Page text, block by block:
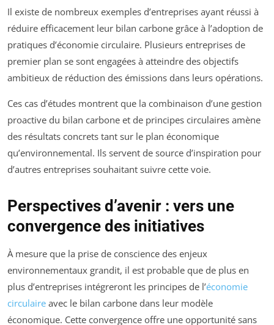
Il existe de nombreux exemples d’entreprises ayant réussi à
réduire efficacement leur bilan carbone grâce à l’adoption de
pratiques d’économie circulaire. Plusieurs entreprises de
premier plan se sont engagées à atteindre des objectifs
ambitieux de réduction des émissions dans leurs opérations.
Ces cas d’études montrent que la combinaison d’une gestion
proactive du bilan carbone et de principes circulaires amène
des résultats concrets tant sur le plan économique
qu’environnemental. Ils servent de source d’inspiration pour
d’autres entreprises souhaitant suivre cette voie.
Perspectives d’avenir : vers une
convergence des initiatives
À mesure que la prise de conscience des enjeux
environnementaux grandit, il est probable que de plus en
plus d’entreprises intégreront les principes de l’économie
circulaire avec le bilan carbone dans leur modèle
économique. Cette convergence offre une opportunité sans